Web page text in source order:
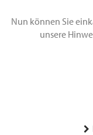
Nun können Sie
unsere